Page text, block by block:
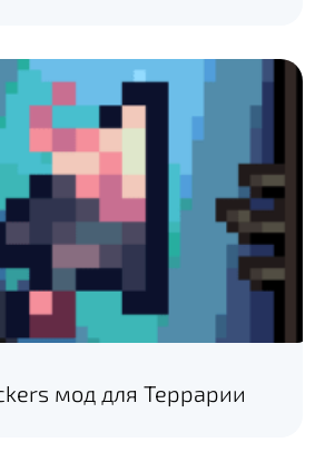
мод для Террарии